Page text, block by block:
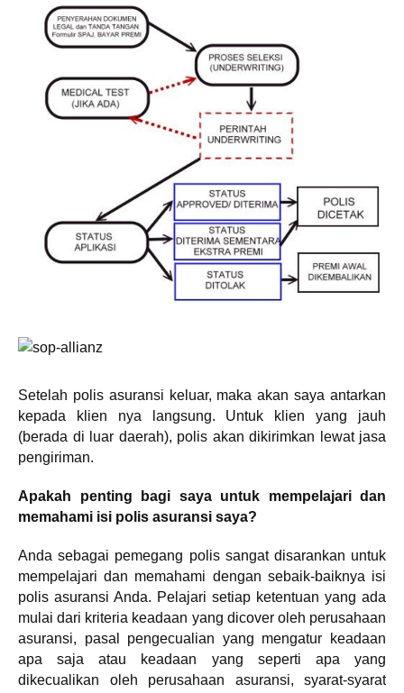
Setelah polis asuransi keluar, maka akan saya antarkan
kepada klien nya langsung. Untuk klien yang jauh
(berada di luar daerah), polis akan dikirimkan lewat jasa
pengiriman.
Apakah penting bagi saya untuk mempelajari dan
memahami isi polis asuransi saya?
Anda sebagai pemegang polis sangat disarankan untuk
mempelajari dan memahami dengan sebaik-baiknya isi
polis asuransi Anda. Pelajari setiap ketentuan yang ada
mulai dari kriteria keadaan yang dicover oleh perusahaan
asuransi, pasal pengecualian yang mengatur keadaan
apa saja atau keadaan yang seperti apa yang
dikecualikan oleh perusahaan asuransi, syarat-syarat